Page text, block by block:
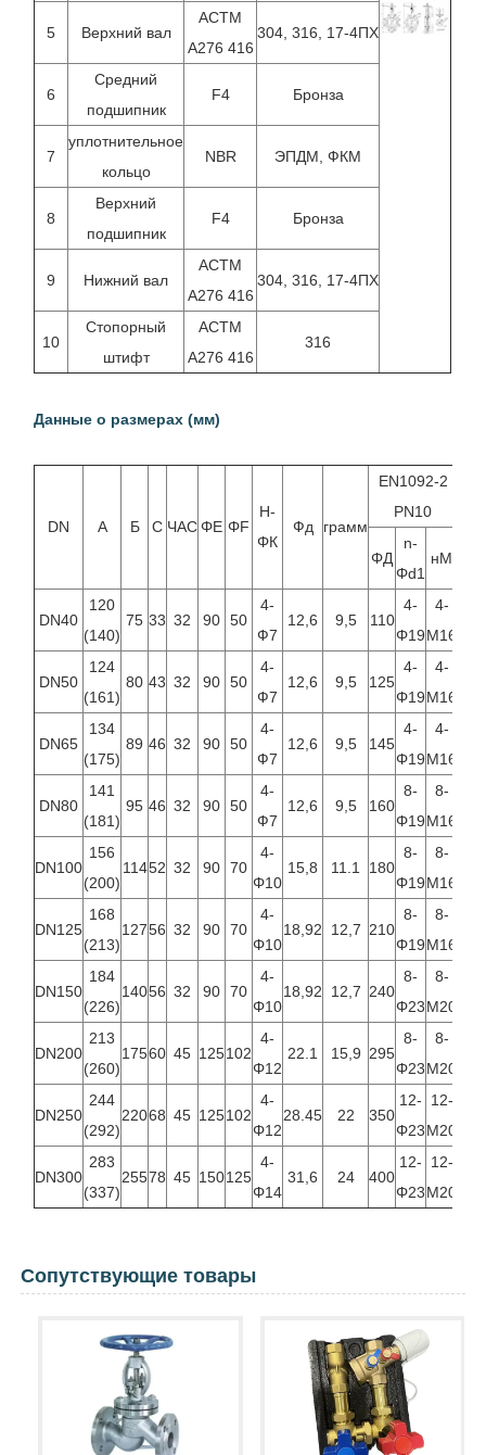
5 Верхний вал
АСТМ
А276 416
304, 316, 17-4ПХ
6
Средний
подшипник
F4 Бронза
7
уплотнительное
кольцо
NBR ЭПДМ, ФКМ
8
Верхний
подшипник
F4 Бронза
9 Нижний вал
АСТМ
А276 416
304, 316, 17-4ПХ
10
Стопорный
штифт
АСТМ
А276 416
316
Данные о размерах (мм)
DN А Б С ЧАС ΦЕ ΦF
Н-
ΦК
Фд грамм
EN1092-2
PN10
ΦД
n-
Φd1
нМ
DN40
120
(140)
75 33 32 90 50
4-
Ф7
12,6 9,5 110
4-
Φ19
4-
М16
DN50
124
(161)
80 43 32 90 50
4-
Ф7
12,6 9,5 125
4-
Φ19
4-
М16
DN65
134
(175)
89 46 32 90 50
4-
Ф7
12,6 9,5 145
4-
Φ19
4-
М16
DN80
141
(181)
95 46 32 90 50
4-
Ф7
12,6 9,5 160
8-
Φ19
8-
М16
DN100
156
(200)
11452 32 90 70
4-
Φ10
15,8 11.1 180
8-
Φ19
8-
М16
DN125
168
(213)
12756 32 90 70
4-
Φ10
18,92 12,7 210
8-
Φ19
8-
М16
DN150
184
(226)
14056 32 90 70
4-
Φ10
18,92 12,7 240
8-
Φ23
8-
М20
DN200
213
(260)
17560 45 125102
4-
Φ12
22.1 15,9 295
8-
Φ23
8-
М20
DN250
244
(292)
22068 45 125102
4-
Φ12
28.45 22 350
12-
Φ23
12-
М20
DN300
283
(337)
25578 45 150125
4-
Φ14
31,6 24 400
12-
Φ23
12-
М20
Сопутствующие товары